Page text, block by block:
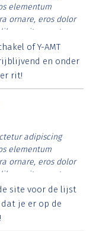
elementum
ornare, eros dolor
vitae erat.
id rutrum lorem
posuere.
of Y-AMT
en onder
rit!
adipiscing
elementum
ornare, eros dolor
vitae erat.
id rutrum lorem
posuere.
site voor de lijst
je er op de